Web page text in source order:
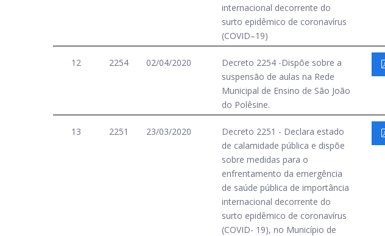
internacional decorrente do
surto epidêmico de coronavírus
(COVID–19)
12 2254 02/04/2020
Decreto 2254 -Dispõe sobre a
suspensão de aulas na Rede
Municipal de Ensino de São João
do Polêsine.
13 2251 23/03/2020
Decreto 2251 - Declara estado
de calamidade pública e dispõe
sobre medidas para o
enfrentamento da emergência
de saúde pública de importância
internacional decorrente do
surto epidêmico de coronavírus
(COVID- 19), no Município de